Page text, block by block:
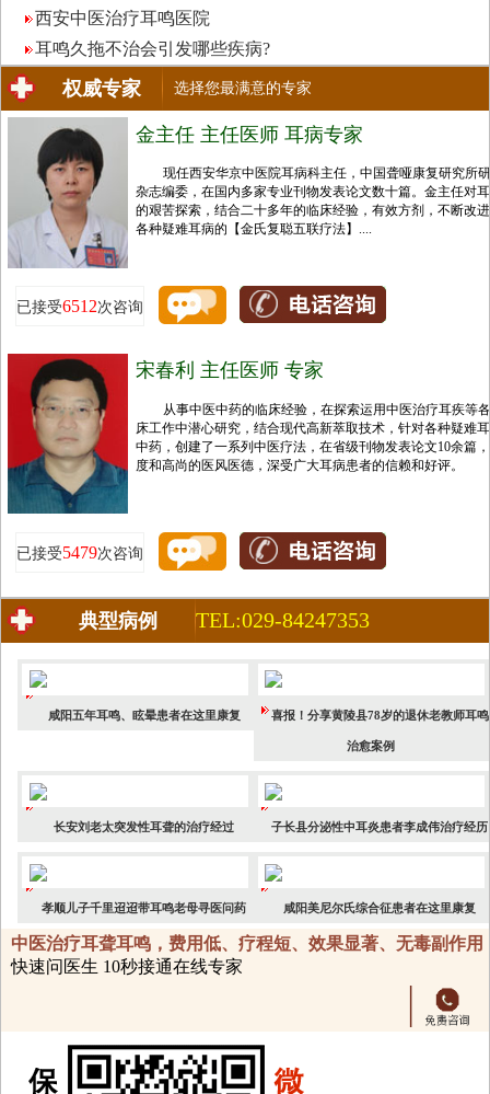
西安中医治疗耳鸣医院
耳鸣久拖不治会引发哪些疾病?
权威专家 选择您最满意的专家
金主任 主任医师 耳病专家
现任西安华京中医院耳病科主任，中国聋哑康复研究所
杂志编委，在国内多家专业刊物发表论文数十篇。金主任对
的艰苦探索，结合二十多年的临床经验，有效方剂，不断改
各种疑难耳病的【金氏复聪五联疗法】....
已接受6512次咨询
宋春利 主任医师 专家
从事中医中药的临床经验，在探索运用中医治疗耳疾等
床工作中潜心研究，结合现代高新萃取技术，针对各种疑难
中药，创建了一系列中医疗法，在省级刊物发表论文10余篇
度和高尚的医风医德，深受广大耳病患者的信赖和好评。
已接受5479次咨询
典型病例 TEL:029-84247353
咸阳五年耳鸣、眩晕患者在这里康复 喜报！分享黄陵县78岁的退休老教师耳鸣
治愈案例
长安刘老太突发性耳聋的治疗经过 子长县分泌性中耳炎患者李成伟治疗经历
孝顺儿子千里迢迢带耳鸣老母寻医问药 咸阳美尼尔氏综合征患者在这里康复
中医治疗耳聋耳鸣，费用低、疗程短、效果显著、无毒副作用
快速问医生 10秒接通在线专家